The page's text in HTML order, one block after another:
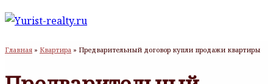
Главная » Квартира » Предварительный договор купли продажи квартиры